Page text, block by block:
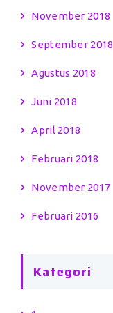
November 2018
September 2018
Agustus 2018
Juni 2018
April 2018
Februari 2018
November 2017
Februari 2016
Kategori